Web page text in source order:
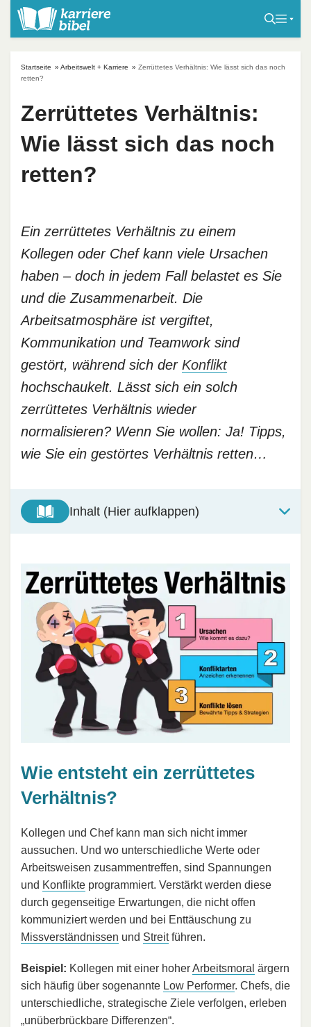
Startseite » Arbeitswelt + Karriere » Zerrüttetes Verhältnis: Wie lässt sich das noch
retten?
Zerrüttetes Verhältnis:
Wie lässt sich das noch
retten?
Ein zerrüttetes Verhältnis zu einem
Kollegen oder Chef kann viele Ursachen
haben – doch in jedem Fall belastet es Sie
und die Zusammenarbeit. Die
Arbeitsatmosphäre ist vergiftet,
Kommunikation und Teamwork sind
gestört, während sich der Konflikt
hochschaukelt. Lässt sich ein solch
zerrüttetes Verhältnis wieder
normalisieren? Wenn Sie wollen: Ja! Tipps,
wie Sie ein gestörtes Verhältnis retten…
Inhalt (Hier aufklappen)
Wie entsteht ein zerrüttetes
Verhältnis?
Kollegen und Chef kann man sich nicht immer
aussuchen. Und wo unterschiedliche Werte oder
Arbeitsweisen zusammentreffen, sind Spannungen
und Konflikte programmiert. Verstärkt werden diese
durch gegenseitige Erwartungen, die nicht offen
kommuniziert werden und bei Enttäuschung zu
Missverständnissen und Streitführen.
Beispiel: Kollegen mit einer hoherArbeitsmoral ärgern
sich häufig über sogenannte Low Performer. Chefs, die
unterschiedliche, strategische Ziele verfolgen, erleben
„unüberbrückbare Differenzen“.